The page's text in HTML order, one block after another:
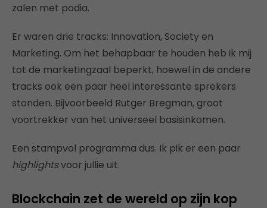
zalen met podia.
Er waren drie tracks: Innovation, Society en
Marketing. Om het behapbaar te houden heb ik mij
tot de marketingzaal beperkt, hoewel in de andere
tracks ook een paar heel interessante sprekers
stonden. Bijvoorbeeld Rutger Bregman, groot
voortrekker van het universeel basisinkomen.
Een stampvol programma dus. Ik pik er een paar
highlightsvoor jullie uit.
Blockchain zet de wereld op zijn kop